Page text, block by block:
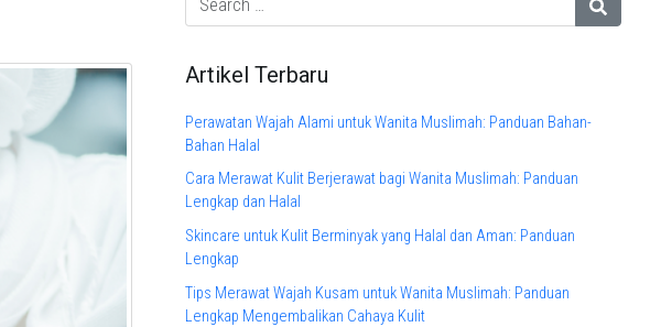
Artikel Terbaru
Perawatan Wajah Alami untuk Wanita Muslimah: Panduan Bahan-
Bahan Halal
Cara Merawat Kulit Berjerawat bagi Wanita Muslimah: Panduan
Lengkap dan Halal
Skincare untuk Kulit Berminyak yang Halal dan Aman: Panduan
Lengkap
Tips Merawat Wajah Kusam untuk Wanita Muslimah: Panduan
Lengkap Mengembalikan Cahaya Kulit